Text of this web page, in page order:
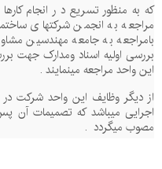
که به منظور تسریع د ر انجام
مراجعه به انجمن شرکتهای
بامراجعه به جامعه مهندسین
بررسی اولیه اسناد ومدارک جهت
این واحد مراجعه مینمایند .
از دیگر وظایف این واحد شرکت در
اجرایی میباشد که تصمیمات آن
مصوب میگردد .